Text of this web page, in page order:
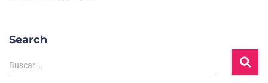
Search
Buscar …